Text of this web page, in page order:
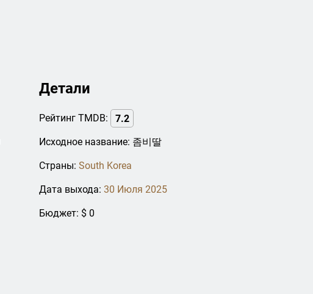
Детали
Рейтинг TMDB: 7.2
Исходное название: 좀비딸
Страны:South Korea
Дата выхода:30 Июля 2025
Бюджет: $ 0